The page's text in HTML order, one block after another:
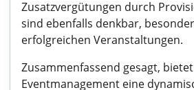
Zusatzvergütungen durch
sind ebenfalls denkbar,
erfolgreichen Veranstaltungen.
Zusammenfassend gesagt,
Eventmanagement eine